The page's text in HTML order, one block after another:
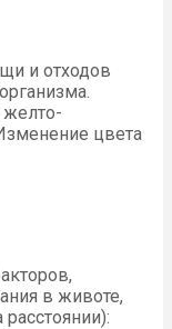
и отходов
желто-
цвета
в животе,